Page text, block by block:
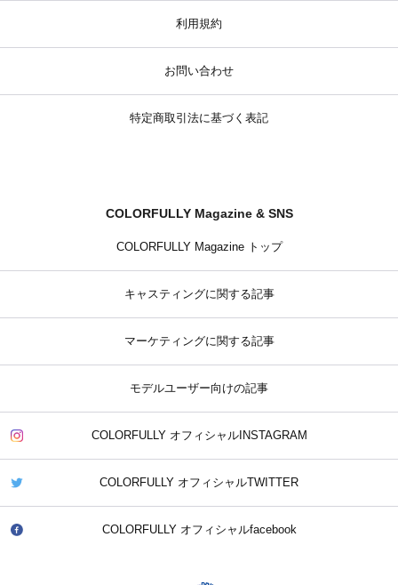
利用規約
お問い合わせ
特定商取引法に基づく表記
COLORFULLY Magazine & SNS
COLORFULLY Magazine トップ
キャスティングに関する記事
マーケティングに関する記事
モデルユーザー向けの記事
COLORFULLY オフィシャルINSTAGRAM
COLORFULLY オフィシャルTWITTER
COLORFULLY オフィシャルfacebook